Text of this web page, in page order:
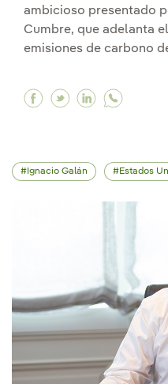
ambicioso presentado
Cumbre, que adelanta
emisiones de carbono
Facebook
TwitterLinkedin
Ignacio Galán Estados